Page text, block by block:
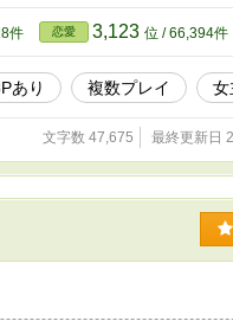
件 恋愛 3,123 位 / 66,394件
あり 複数プレイ 女
文字数 47,675 最終更新日